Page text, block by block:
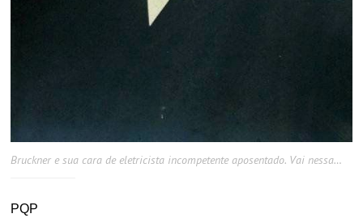
Bruckner e sua cara de eletricista incompetente aposentado. Vai nessa…
PQP